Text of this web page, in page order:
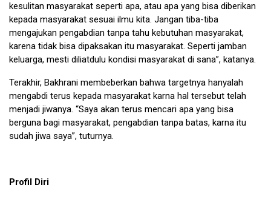
kesulitan masyarakat seperti apa, atau apa yang bisa diberikan
kepada masyarakat sesuai ilmu kita. Jangan tiba-tiba
mengajukan pengabdian tanpa tahu kebutuhan masyarakat,
karena tidak bisa dipaksakan itu masyarakat. Seperti jamban
keluarga, mesti diliatdulu kondisi masyarakat di sana”, katanya.
Terakhir, Bakhrani membeberkan bahwa targetnya hanyalah
mengabdi terus kepada masyarakat karna hal tersebut telah
menjadi jiwanya. “Saya akan terus mencari apa yang bisa
berguna bagi masyarakat, pengabdian tanpa batas, karna itu
sudah jiwa saya”, tuturnya.
Profil Diri